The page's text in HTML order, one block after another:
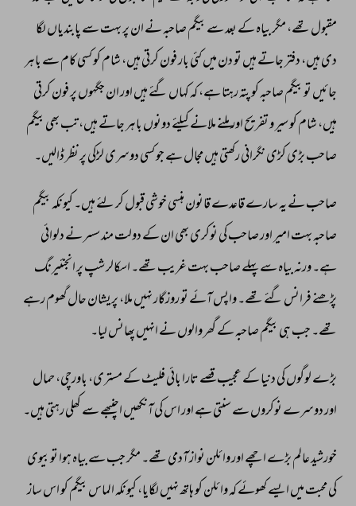
مقبول تھے، مگر بیاہ کے بعد سے بیگم صاحبہ نے ان پر بہت سے پابندیاں لگا
دی ہیں، دفتر جاتے ہیں تو دن میں کئی بار فون کرتی ہیں، شام کو کسی کام سے باہر
جائیں تو بیگم صاحبہ کو پتہ رہتا ہے، کہ کہاں گئے ہیں اور ان جگہوں پر فون کرتی
ہیں، شام کو سیر و تفریح اور ملنے ملانے کیلئے دونوں باہر جاتے ہیں، تب بھی بیگم
صاحب بڑی کڑی نگرانی رکھتی ہیں مجال ہے جو کسی دوسری لڑکی پر نظر ڈالیں۔
صاحب نے یہ سارے قاعدے قانون ہنسی خوشی قبول کر لئے ہیں۔ کیونکہ بیگم
صاحبہ بہت امیر اور صاحب کی نوکری بھی ان کے دولت مند سسر نے دلوائی
ہے۔ ورنہ بیاہ سے پہلے صاحب بہت غریب تھے۔ اسکالر شپ پر انجنئیرنگ
پڑھنے فرانس گئے تھے۔ واپس آئے تو روزگار نہیں ملا، پریشان حال گھوم رہے
تھے۔ جب ہی بیگم صاحبہ کے گھر والوں نے انہیں پھانس لیا۔
بڑے لوگوں کی دنیا کے عجیب قصے تارا بائی فلیٹ کے مستری، باورچی، حمال
اور دوسرے نوکروں سے سنتی ہے اور اس کی آنکھیں اچنبھے سے کھلی رہتی ہیں۔
خورشید عالم بڑے اچھے اور وائلن نواز آدمی تھے۔ مگر جب سے بیاہ ہوا تو بیوی
کی محبت میں ایسے کھوئے کہ وائلن کو ہاتھ نہیں لگایا، کیونکہ الماس بیگم کو اس ساز